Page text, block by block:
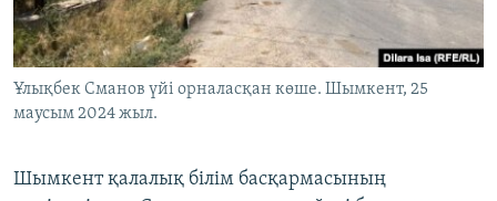
Ұлықбек Сманов үйі орналасқан көше. Шымкент, 25
маусым 2024 жыл.
Шымкент қалалық білім басқармасының